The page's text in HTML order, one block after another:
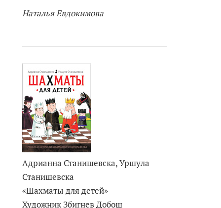
Наталья Евдокимова
Адрианна Станишевска, Уршула
Станишевска
«Шахматы для детей»
Художник Збигнев Добош